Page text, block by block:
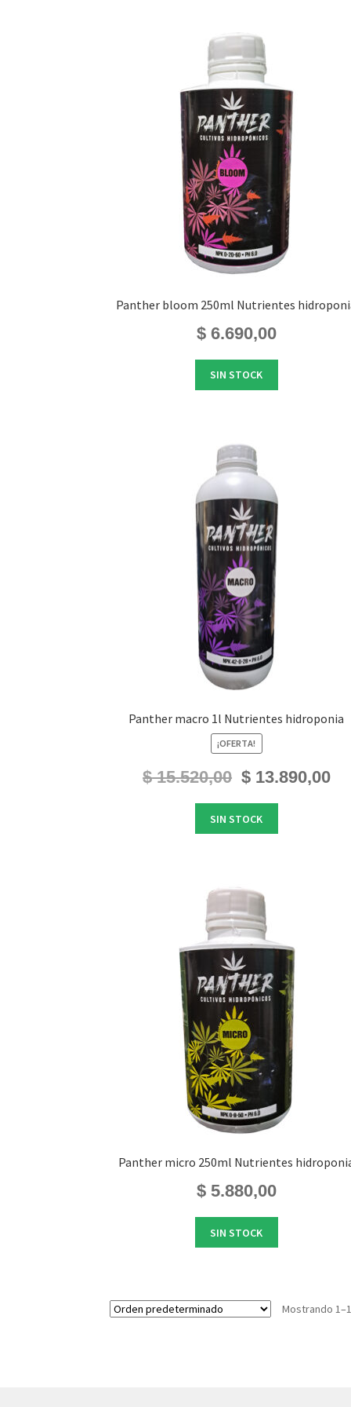
Panther bloom 250ml Nutrientes
$6.690,00
SIN STOCK
Panther macro 1l Nutrientes hidroponia
¡OFERTA!
$15.520,00
El
precio
original
era:
$13.890,00El
SIN STOCK
Panther micro 250ml Nutrientes
$5.880,00
SIN STOCK
Mostrando